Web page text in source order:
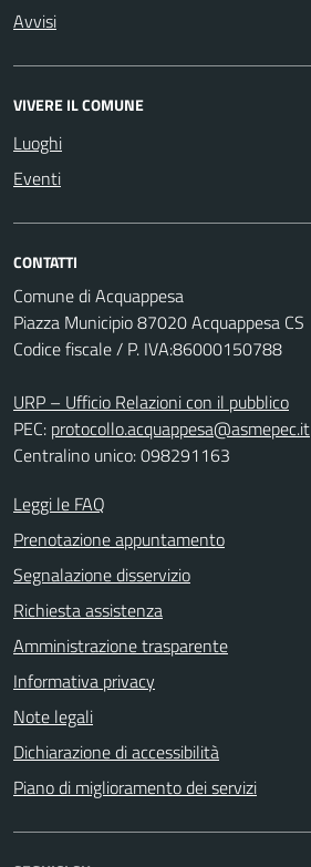
Avvisi
VIVERE IL COMUNE
Luoghi
Eventi
CONTATTI
Comune di Acquappesa
Piazza Municipio 87020 Acquappesa CS
Codice fiscale / P. IVA:86000150788
URP – Ufficio Relazioni con il pubblico
PEC: protocollo.acquappesa@asmepec.it
Centralino unico: 098291163
Leggi le FAQ
Prenotazione appuntamento
Segnalazione disservizio
Richiesta assistenza
Amministrazione trasparente
Informativa privacy
Note legali
Dichiarazione di accessibilità
Piano di miglioramento dei servizi